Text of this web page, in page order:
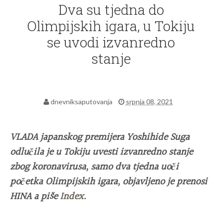
Dva su tjedna do
Olimpijskih igara, u Tokiju
se uvodi izvanredno
stanje
dnevniksaputovanja srpnja 08, 2021
VLADA japanskog premijera Yoshihide Suga
odlučila je u Tokiju uvesti izvanredno stanje
zbog koronavirusa, samo dva tjedna uoči
početka Olimpijskih igara, objavljeno je prenosi
HINA a pišeIndex.